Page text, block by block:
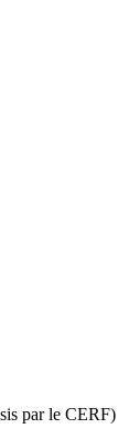
par le CERF)